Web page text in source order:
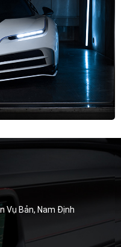
Vụ Bản, Nam Định